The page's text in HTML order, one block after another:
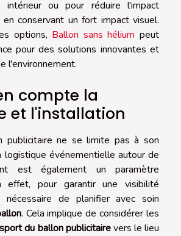
intérieur ou pour réduire l'impact
conservant un fort impact visuel.
options, Ballon sans hélium peut
pour des solutions innovantes et
l'environnement.
compte la
et l'installation
publicitaire ne se limite pas à son
logistique événementielle autour de
est également un paramètre
effet, pour garantir une visibilité
de planifier avec soin
. Cela implique de considérer les
du ballon publicitairevers le lieu